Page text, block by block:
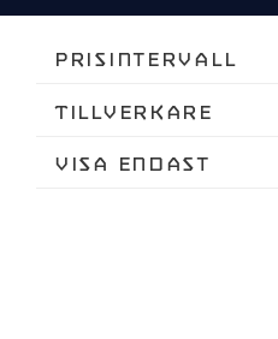
Prisintervall
Tillverkare
Visa endast